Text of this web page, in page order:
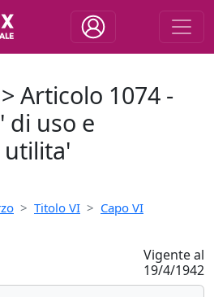
Articolo 1074 -
di uso e
utilita'
Titolo VI
Capo VI
Vigente al
19/4/1942